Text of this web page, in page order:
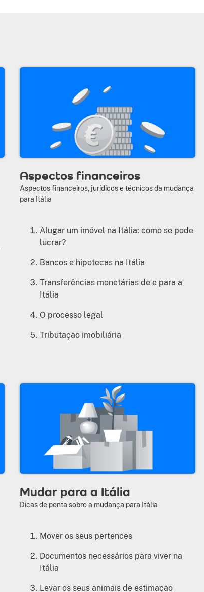
Aspectos financeiros
Aspectos financeiros, jurídicos e técnicos da mudança
para Itália
Alugar um imóvel na Itália: como se pode
lucrar?
Bancos e hipotecas na Itália
Transferências monetárias de e para a
Itália
O processo legal
Tributação imobiliária
Mudar para a Itália
Dicas de ponta sobre a mudança para Itália
Mover os seus pertences
Documentos necessários para viver na
Itália
Levar os seus animais de estimação